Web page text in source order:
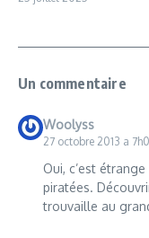
Un commentaire
Woolyss
27 octobre 2013 a
Oui, c’est
piratées.
trouvaille au